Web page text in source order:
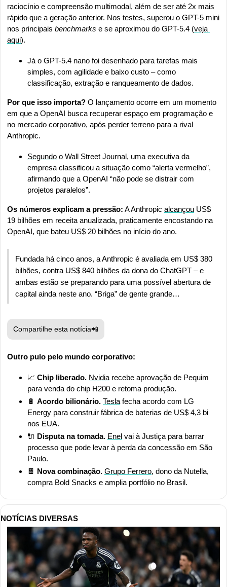
raciocínio e compreensão multimodal, além de ser até 2x mais
rápido que a geração anterior. Nos testes, superou o GPT-5 mini
nos principais benchmarks e se aproximou do GPT-5.4 (veja
aqui).
Já o GPT-5.4 nano foi desenhado para tarefas mais
simples, com agilidade e baixo custo – como
classificação, extração e ranqueamento de dados.
Por que isso importa? O lançamento ocorre em um momento
em que a OpenAI busca recuperar espaço em programação e
no mercado corporativo, após perder terreno para a rival
Anthropic.
Segundo o Wall Street Journal, uma executiva da
empresa classificou a situação como “alerta vermelho”,
afirmando que a OpenAI “não pode se distrair com
projetos paralelos”.
Os números explicam a pressão: A Anthropic alcançou US$
19 bilhões em receita anualizada, praticamente encostando na
OpenAI, que bateu US$ 20 bilhões no início do ano.
Fundada há cinco anos, a Anthropic é avaliada em US$ 380
bilhões, contra US$ 840 bilhões da dona do ChatGPT – e
ambas estão se preparando para uma possível abertura de
capital ainda neste ano. “Briga” de gente grande…
Compartilhe esta notícia📲
Outro pulo pelo mundo corporativo:
📈 Chip liberado. Nvidia recebe aprovação de Pequim
para venda do chip H200 e retoma produção.
🔋 Acordo bilionário. Tesla fecha acordo com LG
Energy para construir fábrica de baterias de US$ 4,3 bi
nos EUA.
🔌 Disputa na tomada. Enel vai à Justiça para barrar
processo que pode levar à perda da concessão em São
Paulo.
🍫 Nova combinação. Grupo Ferrero, dono da Nutella,
compra Bold Snacks e amplia portfólio no Brasil.
NOTÍCIAS DIVERSAS